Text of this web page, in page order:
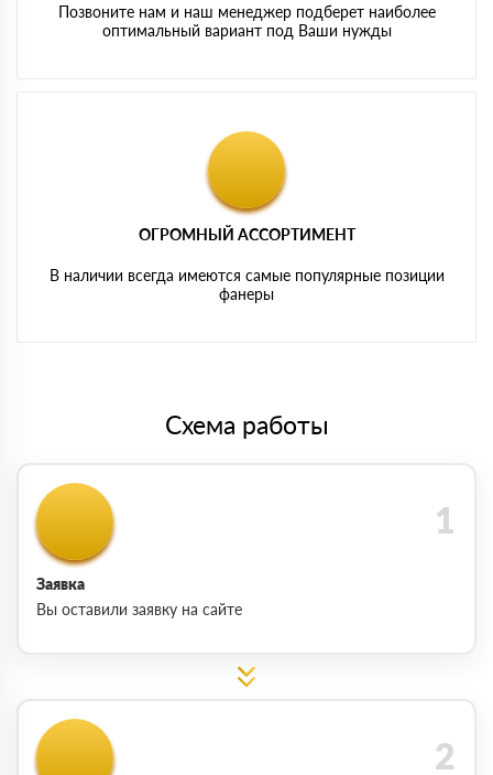
Позвоните нам и наш менеджер подберет наиболее
оптимальный вариант под Ваши нужды
ОГРОМНЫЙ АССОРТИМЕНТ
В наличии всегда имеются самые популярные позиции
фанеры
Схема работы
Заявка
Вы оставили заявку на сайте